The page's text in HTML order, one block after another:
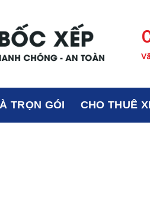
TRỌN GÓI CHO THUÊ